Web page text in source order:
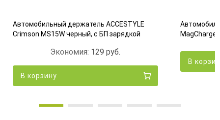
Автомобильный держатель ACCESTYLE
Crimson MS15W черный, с БП зарядкой
Экономия: 129руб.
В корзину
MagCharge
В